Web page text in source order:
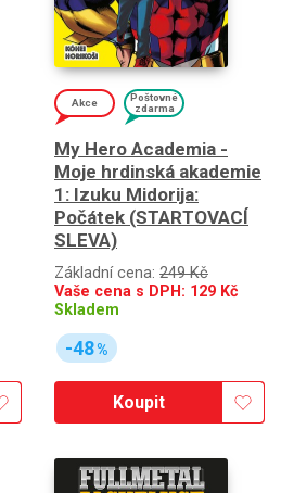
Akce
Poštovné
zdarma
My Hero Academia -
Moje hrdinská akademie
1: Izuku Midorija:
Počátek (STARTOVACÍ
SLEVA)
Základní cena: 249 Kč
Vaše cena s DPH: 129 Kč
Skladem
-48%
Koupit